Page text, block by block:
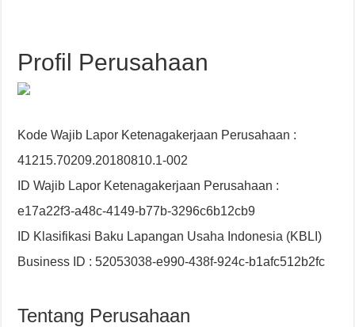
Profil Perusahaan
Kode Wajib Lapor Ketenagakerjaan Perusahaan :
41215.70209.20180810.1-002
ID Wajib Lapor Ketenagakerjaan Perusahaan :
e17a22f3-a48c-4149-b77b-3296c6b12cb9
ID Klasifikasi Baku Lapangan Usaha Indonesia (KBLI)
Business ID : 52053038-e990-438f-924c-b1afc512b2fc
Tentang Perusahaan